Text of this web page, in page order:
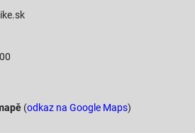
(odkaz na Google Maps)